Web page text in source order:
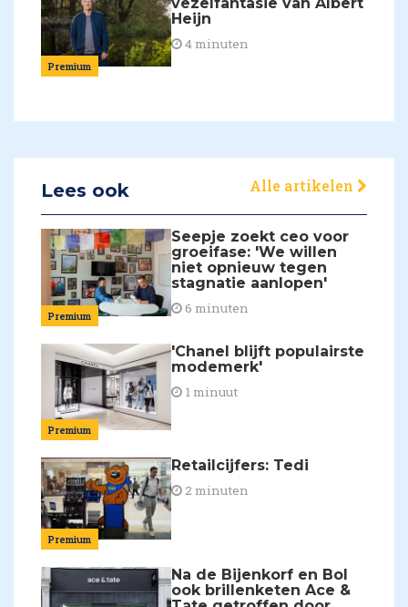
Premium
Heijn
4 minuten
Lees ook Alle artikelen
Premium
Seepje zoekt ceo voor
groeifase: 'We willen
niet opnieuw tegen
stagnatie aanlopen'
6 minuten
Premium
'Chanel blijft populairste
modemerk'
1 minuut
Premium
Retailcijfers: Tedi
2 minuten
Na de Bijenkorf en Bol
ook brillenketen Ace &